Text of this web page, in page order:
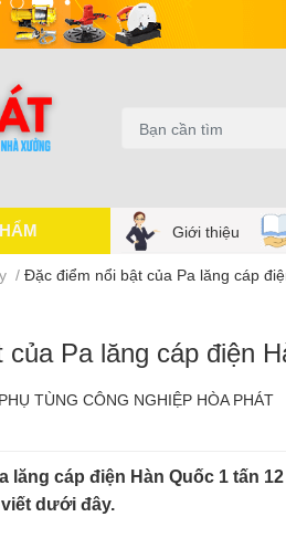
Giới thiệu
/ Đặc điểm nổi bật của Pa lăng cáp
Pa lăng cáp điện
TÙNG CÔNG NGHIỆP HÒA PHÁT
lăng cáp điện Hàn Quốc 1 tấn
dưới đây.